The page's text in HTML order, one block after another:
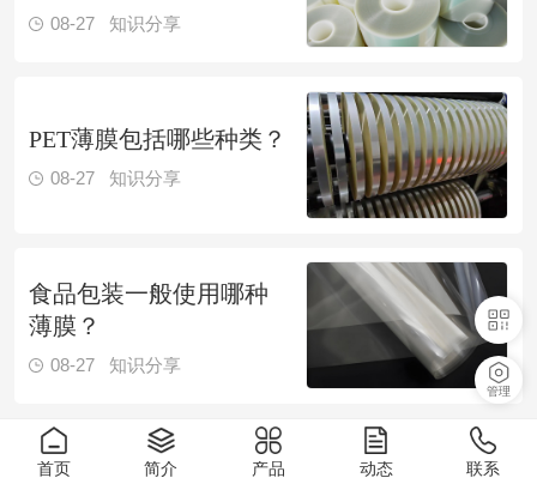
08-27 知识分享
PET薄膜包括哪些种类？
08-27 知识分享
食品包装一般使用哪种
薄膜？
08-27 知识分享
管理
首页 简介 产品 动态 联系